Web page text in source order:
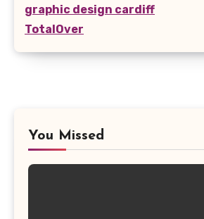
graphic design cardiff
TotalOver
You Missed